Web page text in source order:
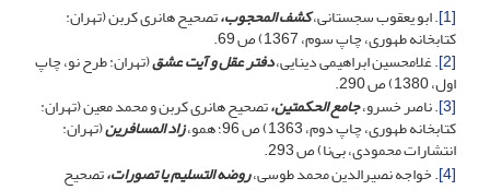
[1] . ابو یعقوب سجستانی،کشف المحجوب،تصحیح هانری کربن (تهران:
کتابخانه طهوری، چاپ سوم، 1367) ص 69.
[2] . غلامحسین ابراهیمی دینایی،دفتر عقل و آیت عشق(تهران: طرح نو، چاپ
اول، 1380) ص 290.
[3] . ناصر خسرو،جامع الحکمتین،تصحیح هانری کربن و محمد معین (تهران:
کتابخانه طهوری، چاپ دوم، 1363) ص 96؛ همو، زاد المسافرین‌(تهران:
انتشارات محمودی، بی‌نا) ص 293.
[4] . خواجه نصیرالدین محمد طوسی،روضه التسلیم یا تصورات،تصحیح